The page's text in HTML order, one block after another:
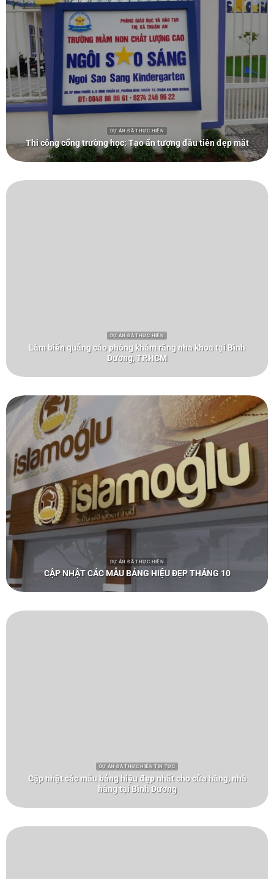
DỰ ÁN ĐÃ THỰC HIỆN
Thi công cổng trường học: Tạo ấn tượng đầu tiên đẹp mắt
DỰ ÁN ĐÃ THỰC HIỆN
Làm biển quảng cáo phòng khám răng nha khoa tại Bình
Dương, TP.HCM
DỰ ÁN ĐÃ THỰC HIỆN
CẬP NHẬT CÁC MẪU BẢNG HIỆU ĐẸP THÁNG 10
DỰ ÁN ĐÃ THỰC HIỆN TIN TỨC
Cập nhật các mẫu bảng hiệu đẹp nhất cho cửa hàng, nhà
hàng tại Bình Dương